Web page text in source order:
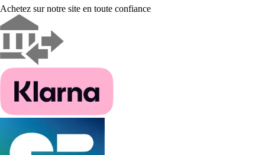
Achetez sur notre site en toute confiance